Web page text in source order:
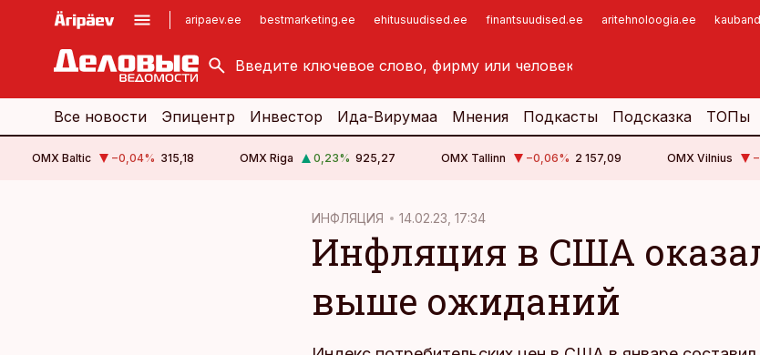
aripaev.ee bestmarketing.ee ehitusuudised.ee finantsuudised.ee aritehnoloogia.ee
kinnisvarauudised.ee
logistikauudised.ee
imelineajalugu.ee
Все новости Эпицентр Инвестор Ида-Вирумаа Мнения Подкасты Подсказка ТОПы
OMX Baltic −0,04% 315,18 OMX Riga 0,23% 925,27 OMX Tallinn −0,06% 2 157,09 OMX Vilnius
ИНФЛЯЦИЯ 14.02.23, 17:34
Инфляция в США
выше ожиданий